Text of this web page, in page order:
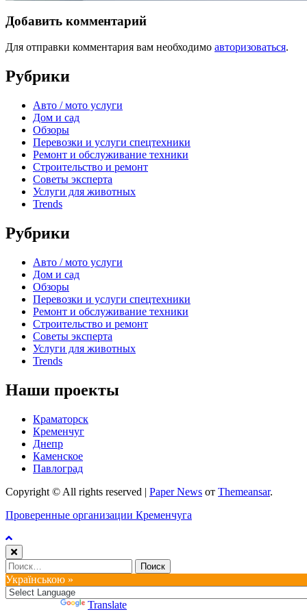
Добавить комментарий
Для отправки комментария вам необходимо авторизоваться.
Рубрики
Авто / мото услуги
Дом и сад
Обзоры
Перевозки и услуги спецтехники
Ремонт и обслуживание техники
Строительство и ремонт
Советы эксперта
Услуги для животных
Trends
Рубрики
Авто / мото услуги
Дом и сад
Обзоры
Перевозки и услуги спецтехники
Ремонт и обслуживание техники
Строительство и ремонт
Советы эксперта
Услуги для животных
Trends
Наши проекты
Краматорск
Кременчуг
Днепр
Каменское
Павлоград
Copyright © All rights reserved | Paper News от Themeansar.
Проверенные организации Кременчуга
Найти:
Українською »
Translate